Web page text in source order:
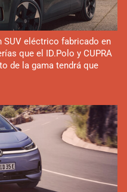
SUV eléctrico fabricado en
que el ID.Polo y CUPRA
de la gama tendrá que